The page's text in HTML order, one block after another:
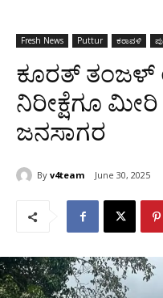
Fresh News Puttur ಕರಾವಳಿ
ಕೂರತ್ ತಂಜಳ್
ನಿರೀಕ್ಷೆಗೂ
ಜನಸಾಗರ
By v4team June 30, 2025